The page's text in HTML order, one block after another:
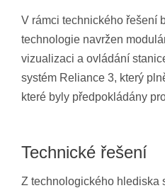
V rámci technického řešení
technologie navržen
vizualizaci a ovládání
systém Reliance 3, který
které byly předpokládány
Technické řešení
Z technologického hlediska